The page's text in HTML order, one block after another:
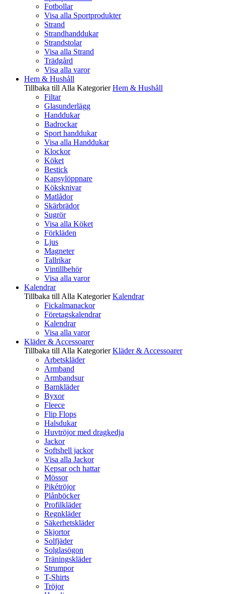
Fotbollar
Visa alla Sportprodukter
Strand
Strandhanddukar
Strandstolar
Visa alla Strand
Trädgård
Visa alla varor
Hem & Hushåll
Tillbaka till Alla Kategorier Hem & Hushåll
Filtar
Glasunderlägg
Handdukar
Badrockar
Sport handdukar
Visa alla Handdukar
Klockor
Köket
Bestick
Kapsylöppnare
Köksknivar
Matlådor
Skärbrädor
Sugrör
Visa alla Köket
Förkläden
Ljus
Magneter
Tallrikar
Vintillbehör
Visa alla varor
Kalendrar
Tillbaka till Alla Kategorier Kalendrar
Fickalmanackor
Företagskalendrar
Kalendrar
Visa alla varor
Kläder & Accessoarer
Tillbaka till Alla Kategorier Kläder & Accessoarer
Arbetskläder
Armband
Armbandsur
Barnkläder
Byxor
Fleece
Flip Flops
Halsdukar
Huvtröjor med dragkedja
Jackor
Softshell jackor
Visa alla Jackor
Kepsar och hattar
Mössor
Pikétröjor
Plånböcker
Profilkläder
Regnkläder
Säkerhetskläder
Skjortor
Solfjäder
Solglasögon
Träningskläder
Strumpor
T-Shirts
Tröjor